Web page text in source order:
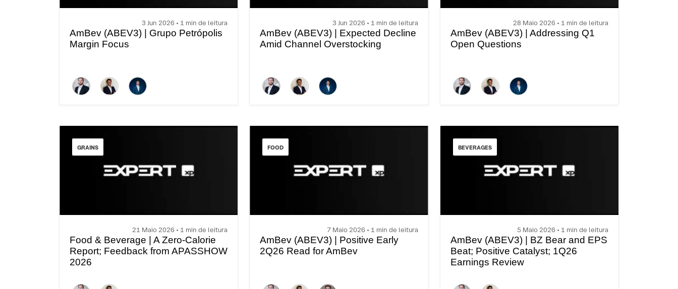
3 Jun 2026 • 1 min de leitura
AmBev (ABEV3) | Grupo Petrópolis
Margin Focus
3 Jun 2026 • 1 min de leitura
AmBev (ABEV3) | Expected Decline
Amid Channel Overstocking
28 Maio 2026 • 1 min de leitura
AmBev (ABEV3) | Addressing Q1
Open Questions
GRAINS
21 Maio 2026 • 1 min de leitura
Food & Beverage | A Zero-Calorie
Report; Feedback from APASSHOW
2026
FOOD
7 Maio 2026 • 1 min de leitura
AmBev (ABEV3) | Positive Early
2Q26 Read for AmBev
BEVERAGES
5 Maio 2026 • 1 min de leitura
AmBev (ABEV3) | BZ Bear and EPS
Beat; Positive Catalyst; 1Q26
Earnings Review